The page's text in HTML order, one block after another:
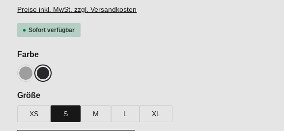
Preise inkl. MwSt. zzgl. Versandkosten
Sofort verfügbar
Farbeauswählen
Cashmere Grey Melange
Jet Black
Größeauswählen
XS S M L XL